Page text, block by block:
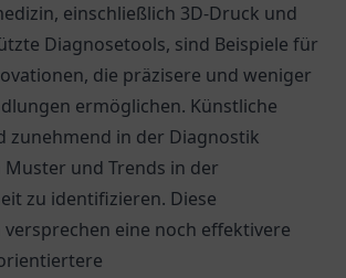
einschließlich 3D-Druck und
Diagnosetools, sind Beispiele für
die präzisere und weniger
ermöglichen. Künstliche
zunehmend in der Diagnostik
und Trends in der
zu identifizieren. Diese
eine noch effektivere